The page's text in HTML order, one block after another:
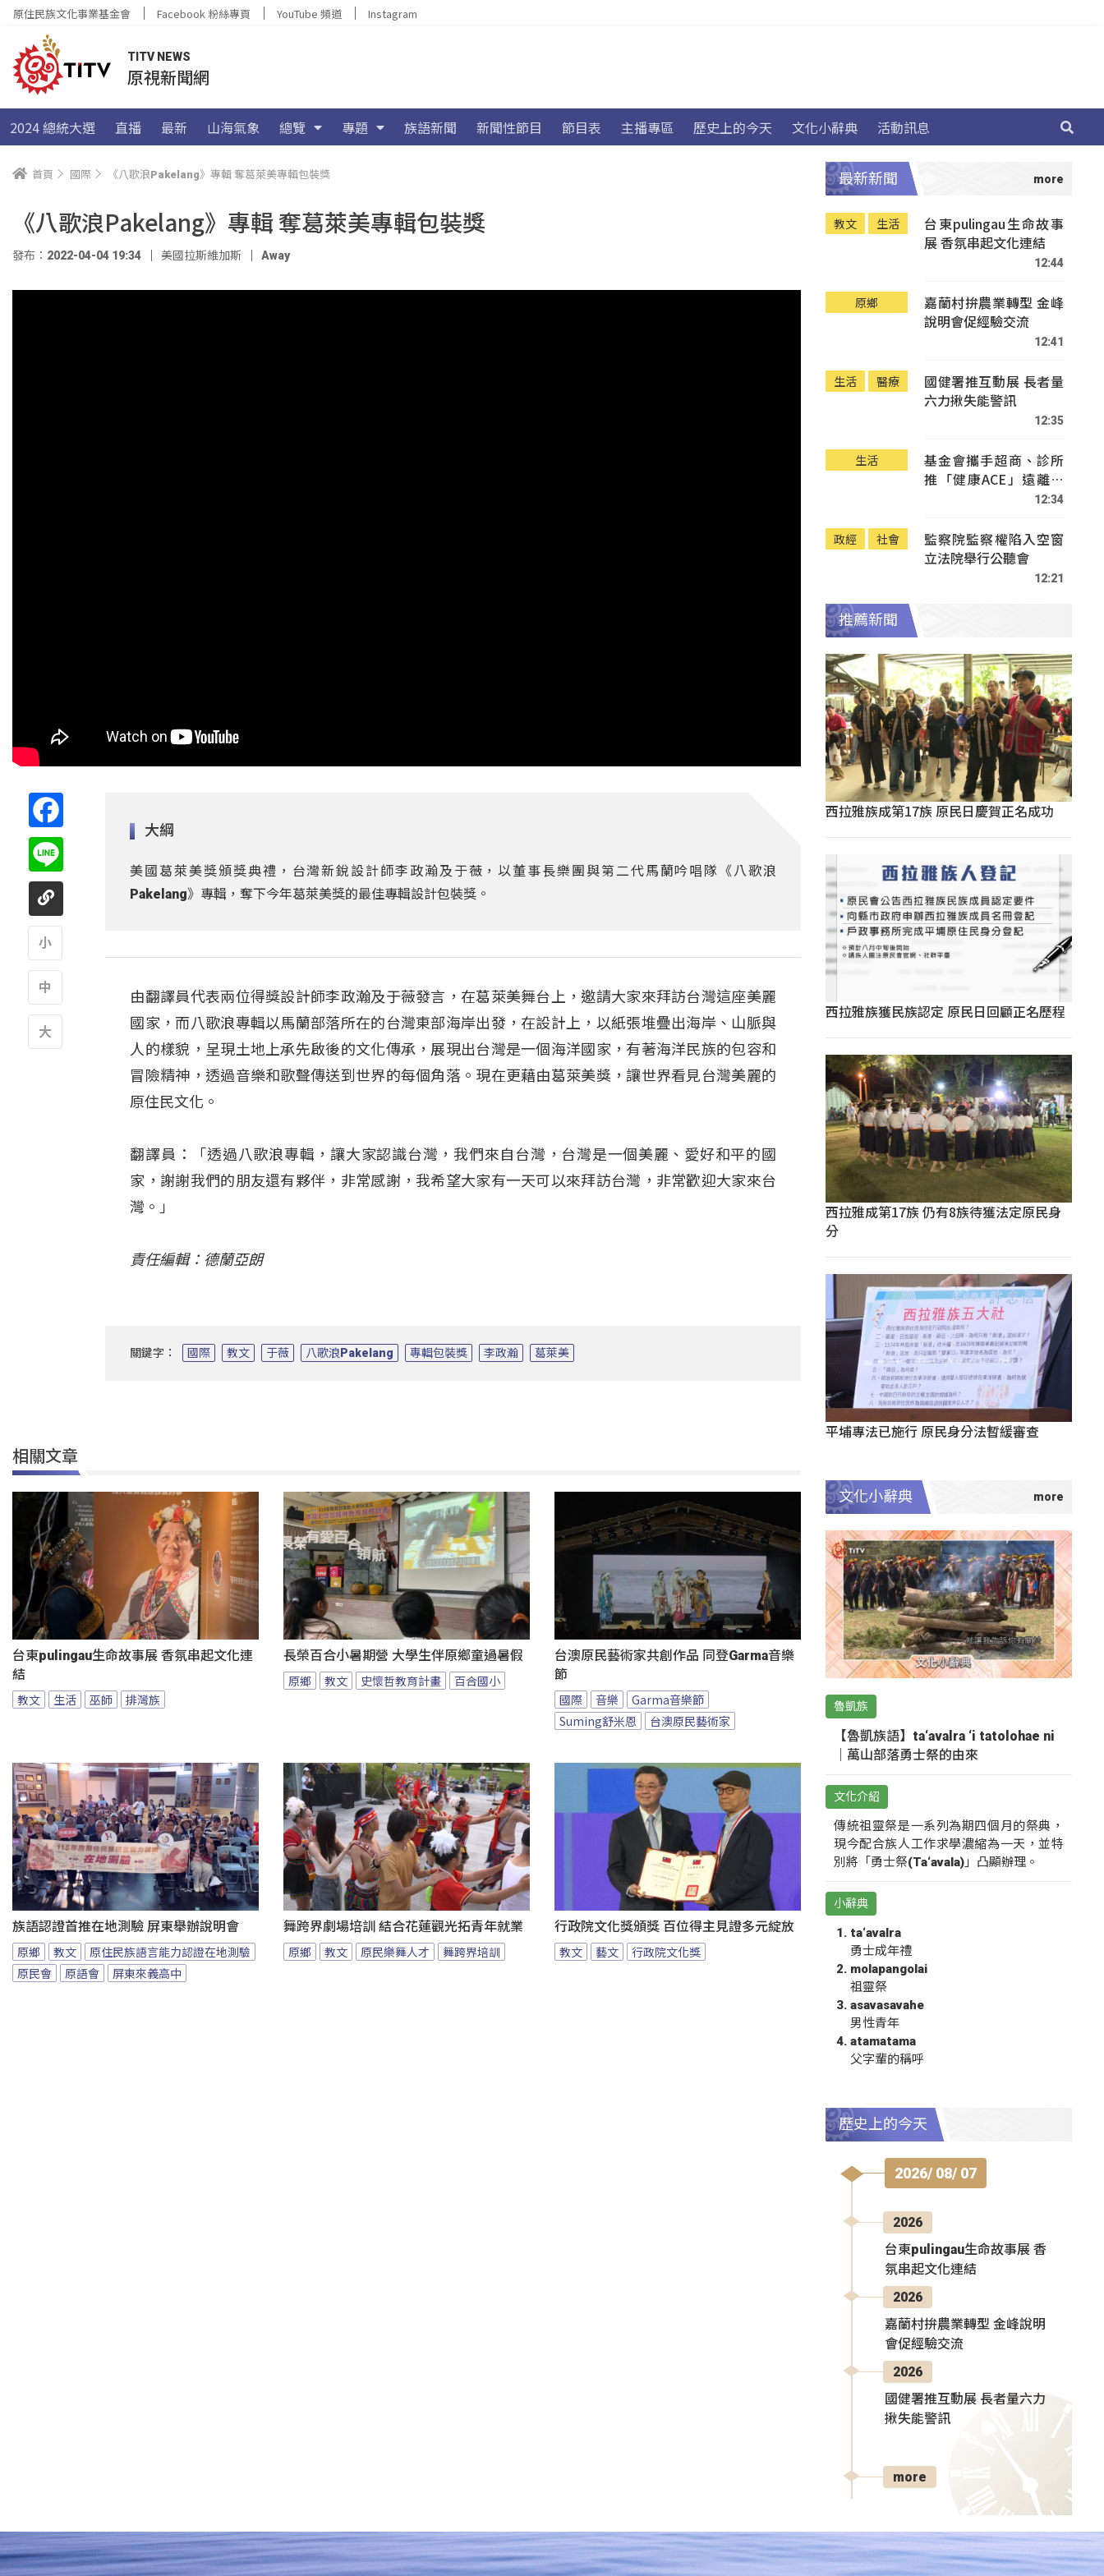
原住民族文化事業基金會 Facebook 粉絲專頁 YouTube 頻道 Instagram
TITV NEWS
原視新聞網
2024 總統大選 直播 最新 山海氣象 總覽 專題 族語新聞 新聞性節目 節目表 主播專區 歷史上的今天 文化小辭典 活動訊息
首頁 國際 《八歌浪Pakelang》專輯 奪葛萊美專輯包裝獎
《八歌浪Pakelang》專輯 奪葛萊美專輯包裝獎
發布：2022-04-04 19:34 美國拉斯維加斯 Away
大綱
美國葛萊美獎頒獎典禮，台灣新銳設計師李政瀚及于薇，以董事長樂團與第二代馬蘭吟唱隊《八歌浪
Pakelang》專輯，奪下今年葛萊美獎的最佳專輯設計包裝獎。
由翻譯員代表兩位得獎設計師李政瀚及于薇發言，在葛萊美舞台上，邀請大家來拜訪台灣這座美麗
國家，而八歌浪專輯以馬蘭部落所在的台灣東部海岸出發，在設計上，以紙張堆疊出海岸、山脈與
人的樣貌，呈現土地上承先啟後的文化傳承，展現出台灣是一個海洋國家，有著海洋民族的包容和
冒險精神，透過音樂和歌聲傳送到世界的每個角落。現在更藉由葛萊美獎，讓世界看見台灣美麗的
原住民文化。
翻譯員：「透過八歌浪專輯，讓大家認識台灣，我們來自台灣，台灣是一個美麗、愛好和平的國
家，謝謝我們的朋友還有夥伴，非常感謝，我希望大家有一天可以來拜訪台灣，非常歡迎大家來台
灣。」
責任編輯：德蘭亞朗
關鍵字： 國際 教文 于薇 八歌浪Pakelang 專輯包裝獎 李政瀚 葛萊美
相關文章
台東pulingau生命故事展 香氛串起文化連
結
教文 生活 巫師 排灣族
長榮百合小暑期營 大學生伴原鄉童過暑假
原鄉 教文 史懷哲教育計畫 百合國小
台澳原民藝術家共創作品 同登Garma音樂
節
國際 音樂
Garma音樂節
Suming舒米恩
台澳原民藝術家
族語認證首推在地測驗 屏東舉辦說明會
原鄉 教文
原住民族語言能力認證在地測驗
原民會
原語會 屏東來義高中
舞跨界劇場培訓 結合花蓮觀光拓青年就業
原鄉 教文 原民樂舞人才 舞跨界培訓
行政院文化獎頒獎 百位得主見證多元綻放
教文 藝文 行政院文化獎
最新新聞
教文 生活
台東pulingau生命故事
展 香氛串起文化連結
12:44
原鄉
嘉蘭村拚農業轉型 金峰
說明會促經驗交流
12:41
生活 醫療
國健署推互動展 長者量
六力揪失能警訊
12:35
生活
基金會攜手超商、診所
推「健康ACE」遠離疾
12:34
政經 社會
監察院監察權陷入空窗
立法院舉行公聽會
12:21
推薦新聞
西拉雅族成第17族 原民日慶賀正名成功
西拉雅族獲民族認定 原民日回顧正名歷程
西拉雅成第17族 仍有8族待獲法定原民身
分
平埔專法已施行 原民身分法暫緩審查
文化小辭典
魯凱族
【魯凱族語】ta‘avalra ‘i tatolohae ni
｜萬山部落勇士祭的由來
文化介紹
傳統祖靈祭是一系列為期四個月的祭典，
現今配合族人工作求學濃縮為一天，並特
別將「勇士祭(Ta‘avala)」凸顯辦理。
小辭典
ta‘avalra
勇士成年禮
molapangolai
祖靈祭
asavasavahe
男性青年
atamatama
父字輩的稱呼
歷史上的今天
2026/ 08/ 07
2026
台東pulingau生命故事展 香
氛串起文化連結
2026
嘉蘭村拚農業轉型 金峰說明
會促經驗交流
2026
國健署推互動展 長者量六力
揪失能警訊
more